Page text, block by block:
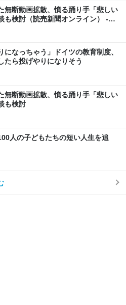
無断動画拡散、憤る踊り手「悲しい
も検討（読売新聞オンライン） -
になっちゃう」ドイツの教育制度、
たら投げやりになりそう
無断動画拡散、憤る踊り手「悲しい
も検討
人の子どもたちの短い人生を追